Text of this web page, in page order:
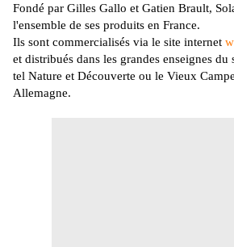
Fondé par Gilles Gallo et Gatien Brault,
l'ensemble de ses produits en France.
Ils sont commercialisés via le site internet
et distribués dans les grandes enseignes du
tel Nature et Découverte ou le Vieux
Allemagne.